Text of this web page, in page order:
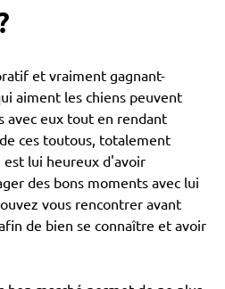
et vraiment gagnant-
aiment les chiens peuvent
avec eux tout en rendant
ces toutous, totalement
lui heureux d'avoir
des bons moments avec lui
vous rencontrer avant
de bien se connaître et avoir